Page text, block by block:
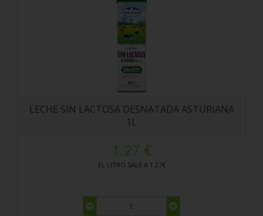
LECHE SIN LACTOSA DESNATADA ASTURIANA
1L
1.27 €
EL LITRO SALE A 1.27€